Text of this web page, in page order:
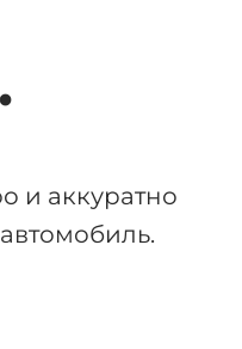
и аккуратно